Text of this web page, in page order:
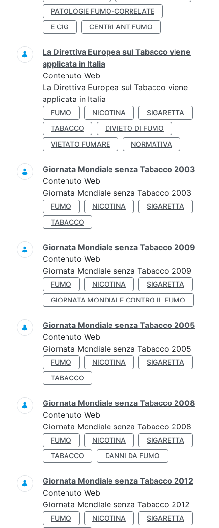
PATOLOGIE FUMO-CORRELATE
E CIG
CENTRI ANTIFUMO
La Direttiva Europea sul Tabacco viene
applicata in Italia
Contenuto Web
La Direttiva Europea sul Tabacco viene
applicata in Italia
FUMO NICOTINA
SIGARETTA
TABACCO
DIVIETO DI FUMO
VIETATO FUMARE
NORMATIVA
Giornata Mondiale senza Tabacco 2003
Contenuto Web
Giornata Mondiale senza Tabacco 2003
FUMO NICOTINA
SIGARETTA
TABACCO
Giornata Mondiale senza Tabacco 2009
Contenuto Web
Giornata Mondiale senza Tabacco 2009
FUMO NICOTINA
SIGARETTA
GIORNATA MONDIALE CONTRO IL FUMO
Giornata Mondiale senza Tabacco 2005
Contenuto Web
Giornata Mondiale senza Tabacco 2005
FUMO NICOTINA
SIGARETTA
TABACCO
Giornata Mondiale senza Tabacco 2008
Contenuto Web
Giornata Mondiale senza Tabacco 2008
FUMO NICOTINA
SIGARETTA
TABACCO
DANNI DA FUMO
Giornata Mondiale senza Tabacco 2012
Contenuto Web
Giornata Mondiale senza Tabacco 2012
FUMO NICOTINA SIGARETTA